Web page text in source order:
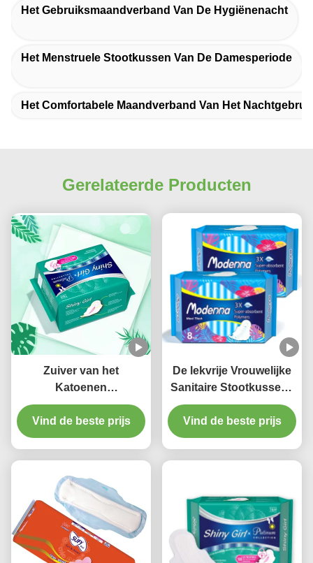
Het Gebruiksmaandverband Van De Hygiënenacht
Het Menstruele Stootkussen Van De Damesperiode
Het Comfortabele Maandverband Van Het
Gerelateerde Producten
Zuiver van het
Katoenen
Maandverband
Beschikbare
Organische
Vind de beste prijs
De lekvrije Vrouwelijke
Sanitaire Stootkussens
maakten In te ademen
Periodestootkussens
voor Vrouwen in reliëf
Vind de beste prijs